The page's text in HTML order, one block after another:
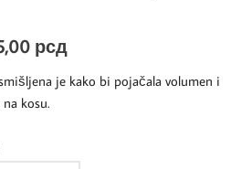
рсд
je kako bi pojačala volumen i
kosu.